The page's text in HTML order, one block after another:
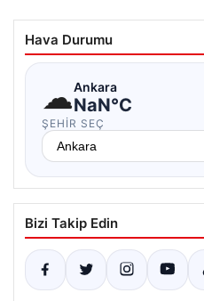
Hava Durumu
☁Ankara
NaN°C
ŞEHIR SEÇ
Bizi Takip Edin